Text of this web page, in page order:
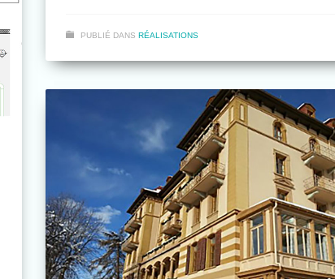
PUBLIÉ DANS RÉALISATIONS